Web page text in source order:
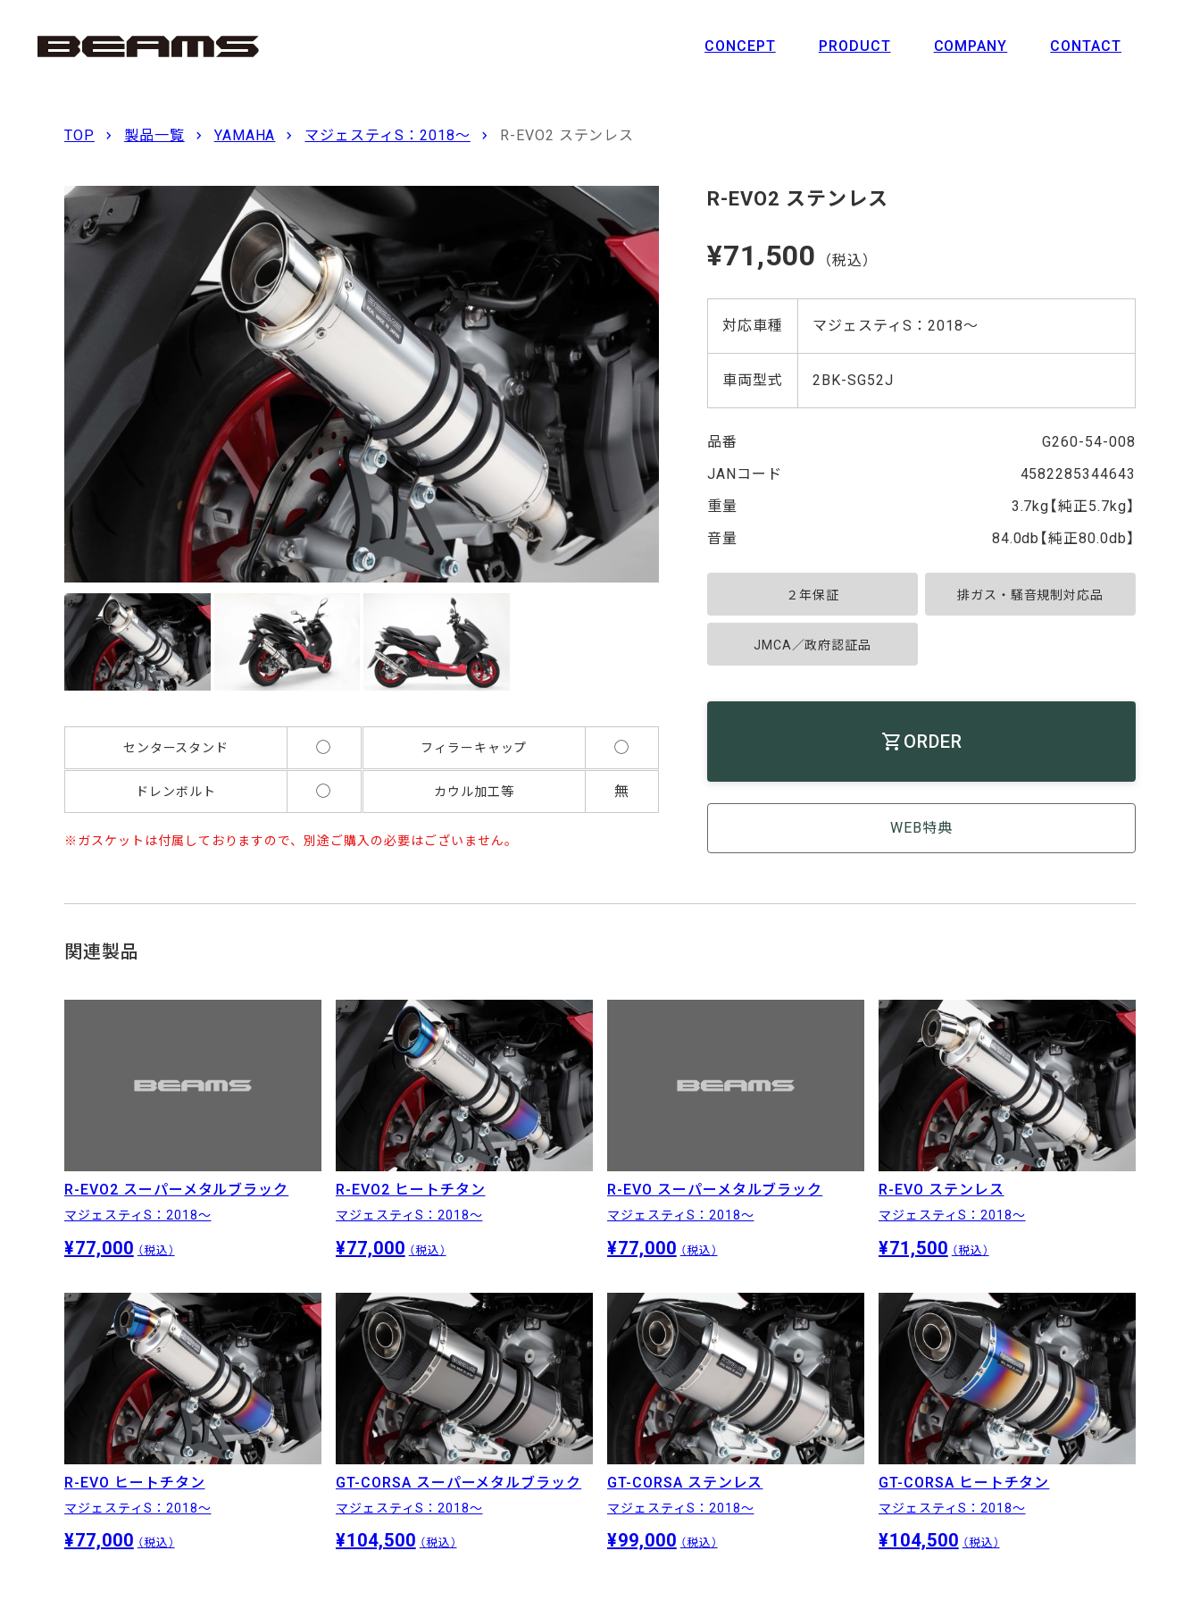
CONCEPT PRODUCT COMPANY CONTACT
TOP 製品一覧 YAMAHA マジェスティS：2018〜 R-EVO2 ステンレス
R-EVO2 ステンレス
¥71,500 （税込）
対応車種 マジェスティS：2018〜
車両型式 2BK-SG52J
品番
G260-54-008
JANコード
4582285344643
重量
3.7kg【純正5.7kg】
音量
84.0db【純正80.0db】
２年保証 排ガス・騒音規制対応品
JMCA／政府認証品
ORDER
WEB特典
センタースタンド ◯ フィラーキャップ ◯
ドレンボルト ◯ カウル加工等 無
ガスケットは付属しておりますので、別途ご購入の必要はございません。
関連製品
R-EVO2 スーパーメタルブラック
マジェスティS：2018〜
¥77,000 （税込）
R-EVO2 ヒートチタン
マジェスティS：2018〜
¥77,000 （税込）
R-EVO スーパーメタルブラック
マジェスティS：2018〜
¥77,000 （税込）
R-EVO ステンレス
マジェスティS：2018〜
¥71,500 （税込）
R-EVO ヒートチタン
マジェスティS：2018〜
¥77,000 （税込）
GT-CORSA スーパーメタルブラック
マジェスティS：2018〜
¥104,500 （税込）
GT-CORSA ステンレス
マジェスティS：2018〜
¥99,000 （税込）
GT-CORSA ヒートチタン
マジェスティS：2018〜
¥104,500 （税込）